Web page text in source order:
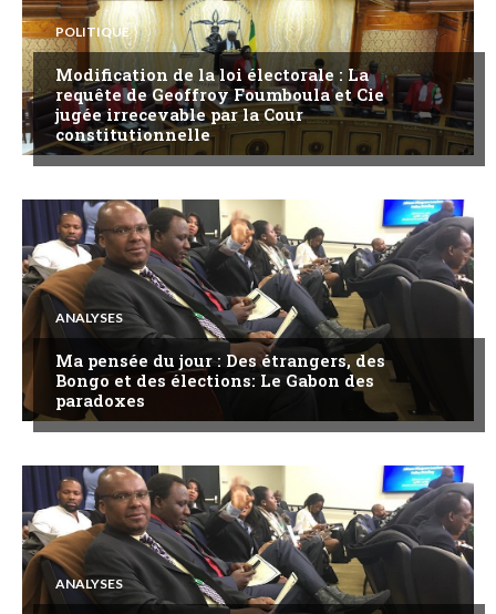
POLITIQUE
Modification de la loi électorale : La
requête de Geoffroy Foumboula et Cie
jugée irrecevable par la Cour
constitutionnelle
ANALYSES
Ma pensée du jour : Des étrangers, des
Bongo et des élections: Le Gabon des
paradoxes
ANALYSES